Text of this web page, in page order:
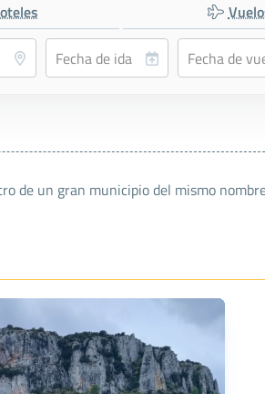
de un gran municipio del mismo